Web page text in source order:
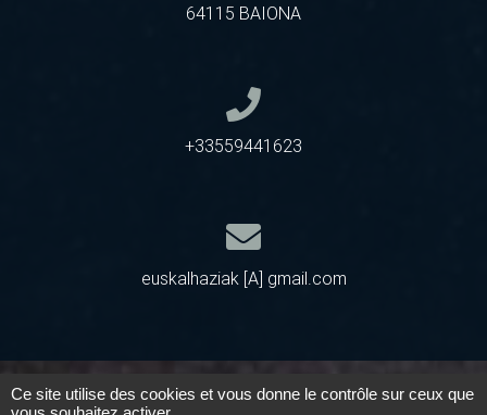
64115 BAIONA
+33559441623
euskalhaziak [A] gmail.com
Ce site utilise des cookies et vous donne le contrôle sur ceux que